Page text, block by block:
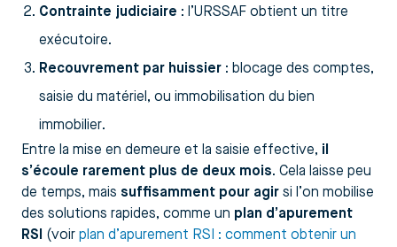
Contrainte judiciaire : l’URSSAF obtient un titre
exécutoire.
Recouvrement par huissier : blocage des comptes,
saisie du matériel, ou immobilisation du bien
immobilier.
Entre la mise en demeure et la saisie effective, il
s’écoule rarement plus de deux mois. Cela laisse peu
de temps, mais suffisamment pour agir si l’on mobilise
des solutions rapides, comme un plan d’apurement
RSI
(voir plan d’apurement RSI : comment obtenir un